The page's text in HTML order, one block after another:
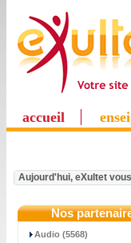
accueil
Aujourd'hui, eXultet
Nos
Audio (5568)